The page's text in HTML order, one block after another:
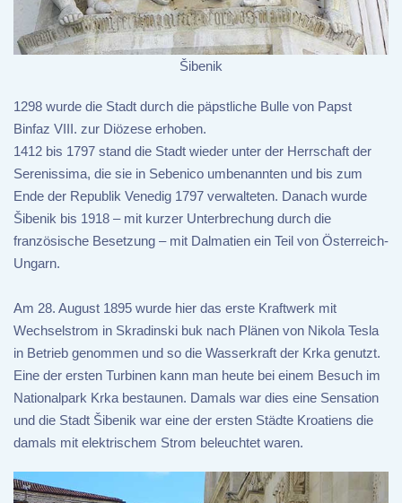
Šibenik
1298 wurde die Stadt durch die päpstliche Bulle von Papst
Binfaz VIII. zur Diözese erhoben.
1412 bis 1797 stand die Stadt wieder unter der Herrschaft der
Serenissima, die sie in Sebenico umbenannten und bis zum
Ende der Republik Venedig 1797 verwalteten. Danach wurde
Šibenik bis 1918 – mit kurzer Unterbrechung durch die
französische Besetzung – mit Dalmatien ein Teil von Österreich-
Ungarn.
Am 28. August 1895 wurde hier das erste Kraftwerk mit
Wechselstrom in Skradinski buk nach Plänen von Nikola Tesla
in Betrieb genommen und so die Wasserkraft der Krka genutzt.
Eine der ersten Turbinen kann man heute bei einem Besuch im
Nationalpark Krka bestaunen. Damals war dies eine Sensation
und die Stadt Šibenik war eine der ersten Städte Kroatiens die
damals mit elektrischem Strom beleuchtet waren.